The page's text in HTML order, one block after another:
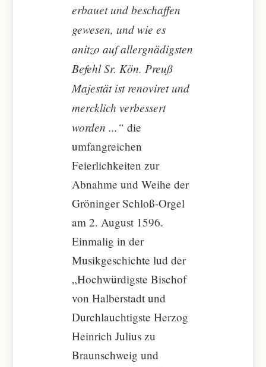
erbauet und beschaffen
gewesen, und wie es
anitzo auf allergnädigsten
Befehl Sr. Kön. Preuß
Majestät ist renoviret und
mercklich verbessert
worden ...“ die
umfangreichen
Feierlichkeiten zur
Abnahme und Weihe der
Gröninger Schloß-Orgel
am 2. August 1596.
Einmalig in der
Musikgeschichte lud der
„Hochwürdigste Bischof
von Halberstadt und
Durchlauchtigste Herzog
Heinrich Julius zu
Braunschweig und